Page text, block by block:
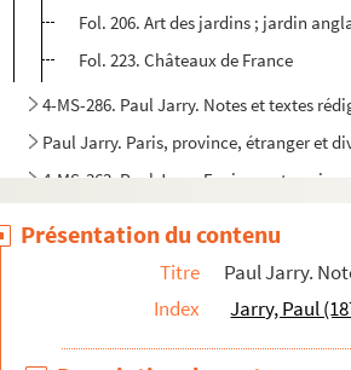
Fol. 206. Art des jardins ; jardin
Fol. 223. Châteaux de France
4-MS-286. Paul Jarry. Notes et textes
Paul Jarry. Paris, province, étranger et
4-MS-363. Paul Jarry. Environs et
Paul Jarry. Notes et textes de caractère
Présentation du contenu
Titre
Paul Jarry.
Index
Jarry, Paul